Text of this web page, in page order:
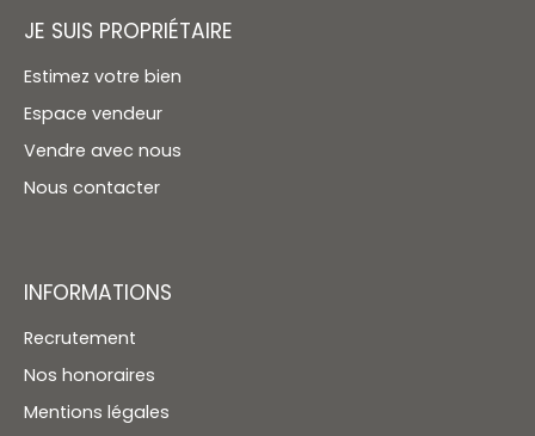
JE SUIS PROPRIÉTAIRE
Estimez votre bien
Espace vendeur
Vendre avec nous
Nous contacter
INFORMATIONS
Recrutement
Nos honoraires
Mentions légales